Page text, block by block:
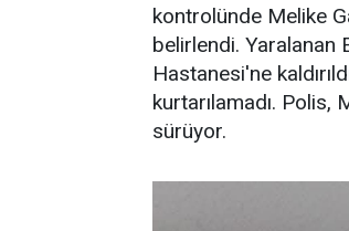
kontrolünde Melike
belirlendi. Yaralanan
Hastanesi'ne
kurtarılamadı. Polis,
sürüyor.